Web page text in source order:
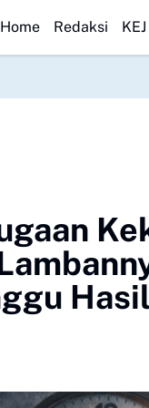
Lanal Dumai Ajak
Home Redaksi KEJ